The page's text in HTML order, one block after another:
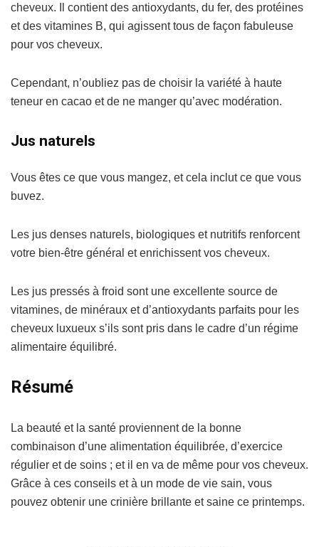
cheveux. Il contient des antioxydants, du fer, des protéines
et des vitamines B, qui agissent tous de façon fabuleuse
pour vos cheveux.
Cependant, n’oubliez pas de choisir la variété à haute
teneur en cacao et de ne manger qu’avec modération.
Jus naturels
Vous êtes ce que vous mangez, et cela inclut ce que vous
buvez.
Les jus denses naturels, biologiques et nutritifs renforcent
votre bien-être général et enrichissent vos cheveux.
Les jus pressés à froid sont une excellente source de
vitamines, de minéraux et d’antioxydants parfaits pour les
cheveux luxueux s’ils sont pris dans le cadre d’un régime
alimentaire équilibré.
Résumé
La beauté et la santé proviennent de la bonne
combinaison d’une alimentation équilibrée, d’exercice
régulier et de soins ; et il en va de même pour vos cheveux.
Grâce à ces conseils et à un mode de vie sain, vous
pouvez obtenir une crinière brillante et saine ce printemps.